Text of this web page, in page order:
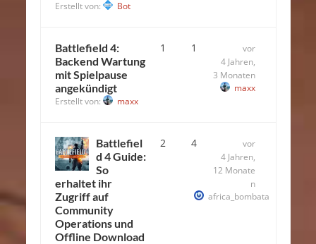
Erstellt von: Bot
Battlefield 4:
Backend Wartung
mit Spielpause
angekündigt
Erstellt von: maxx
1 1
vor
4 Jahren,
3 Monaten
maxx
Battlefiel
d 4 Guide:
So
erhaltet ihr
Zugriff auf
Community
Operations und
Offline Download
2 4
vor
4 Jahren,
12 Monate
n
africa_bombata